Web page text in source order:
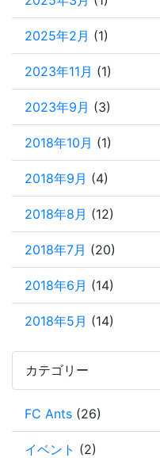
2025年2月 (1)
2023年11月 (1)
2023年9月 (3)
2018年10月 (1)
2018年9月 (4)
2018年8月 (12)
2018年7月 (20)
2018年6月 (14)
2018年5月 (14)
カテゴリー
FC Ants (26)
イベント (2)